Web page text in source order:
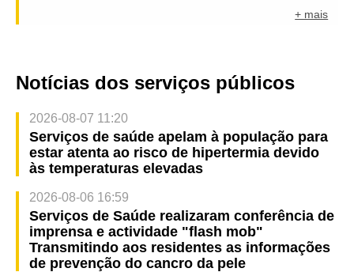
+ mais
Notícias dos serviços públicos
2026-08-07 11:20
Serviços de saúde apelam à população para
estar atenta ao risco de hipertermia devido
às temperaturas elevadas
2026-08-06 16:59
Serviços de Saúde realizaram conferência de
imprensa e actividade "flash mob"
Transmitindo aos residentes as informações
de prevenção do cancro da pele